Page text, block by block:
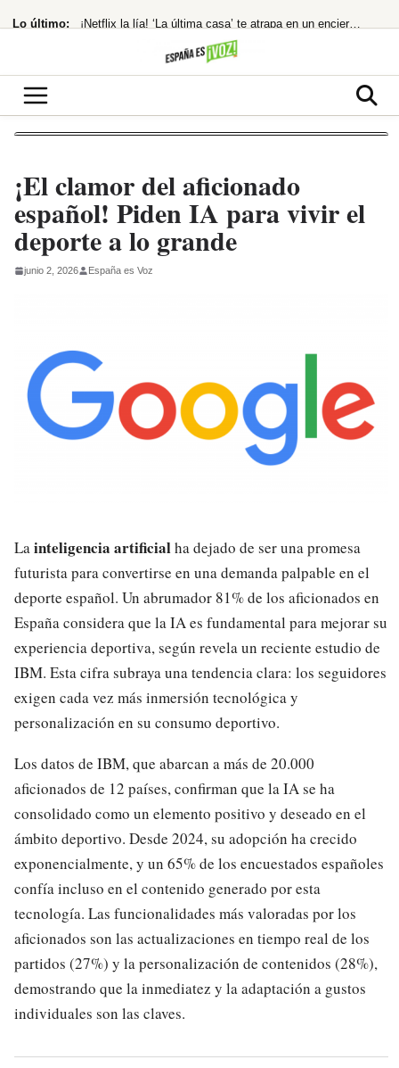
al Lo último: ¡Netflix la lía! ‘La última casa’ te atrapa en un encierro que hiela la sangre
España restablece controles fronterizos tras el portazo de Italia
¡El clamor del aficionado
español! Piden IA para vivir el
deporte a lo grande
junio 2, 2026 España es Voz
Lainteligencia artificialha dejado de ser una promesa
futurista para convertirse en una demanda palpable en el
deporte español. Un abrumador 81% de los aficionados en
España considera que la IA es fundamental para mejorar su
experiencia deportiva, según revela un reciente estudio de
IBM. Esta cifra subraya una tendencia clara: los seguidores
exigen cada vez más inmersión tecnológica y
personalización en su consumo deportivo.
Los datos de IBM, que abarcan a más de 20.000
aficionados de 12 países, confirman que la IA se ha
consolidado como un elemento positivo y deseado en el
ámbito deportivo. Desde 2024, su adopción ha crecido
exponencialmente, y un 65% de los encuestados españoles
confía incluso en el contenido generado por esta
tecnología. Las funcionalidades más valoradas por los
aficionados son las actualizaciones en tiempo real de los
partidos (27%) y la personalización de contenidos (28%),
demostrando que la inmediatez y la adaptación a gustos
individuales son las claves.